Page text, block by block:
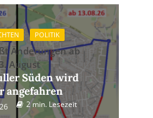
POLITIK
Änderungen ab
August
Süden wird
angefahren
2 min. Lesezeit